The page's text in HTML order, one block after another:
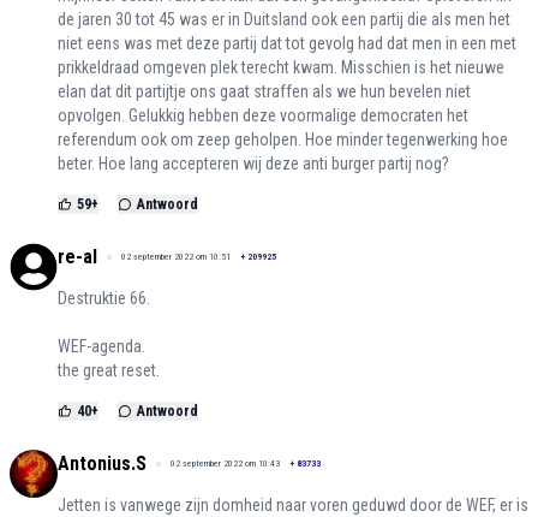
de jaren 30 tot 45 was er in Duitsland ook een partij die als men het
niet eens was met deze partij dat tot gevolg had dat men in een met
prikkeldraad omgeven plek terecht kwam. Misschien is het nieuwe
elan dat dit partijtje ons gaat straffen als we hun bevelen niet
opvolgen. Gelukkig hebben deze voormalige democraten het
referendum ook om zeep geholpen. Hoe minder tegenwerking hoe
beter. Hoe lang accepteren wij deze anti burger partij nog?
59+ Antwoord
re-al 02 september 2022 om 10:51 + 209925
Destruktie 66.
WEF-agenda.
the great reset.
40+ Antwoord
Antonius.S 02 september 2022 om 10:43 + 83733
Jetten is vanwege zijn domheid naar voren geduwd door de WEF, er is